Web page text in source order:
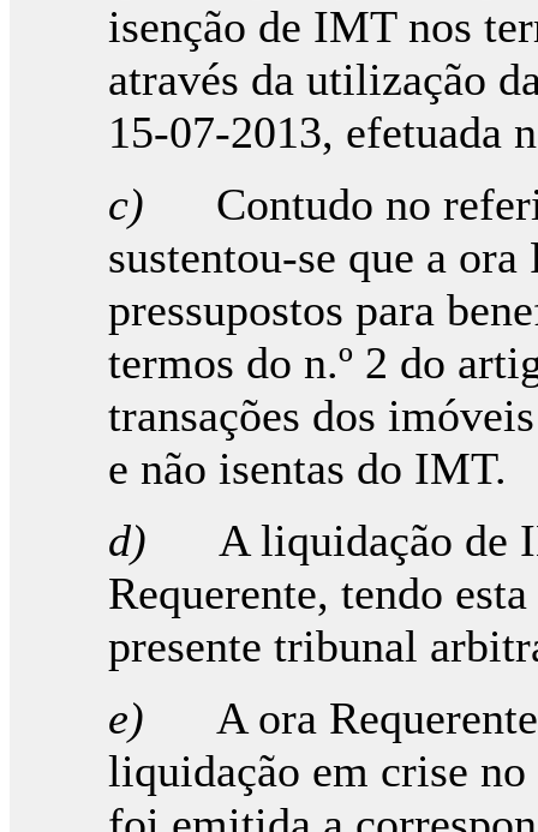
isenção de IMT nos
através da utilização
15-07-2013, efetuada
c) Contudo no
sustentou-se que a
pressupostos para
termos do n.º 2 do
transações dos
e não isentas do IMT.
d) A liquidação de
Requerente, tendo
presente tribunal
e) A ora
liquidação em crise